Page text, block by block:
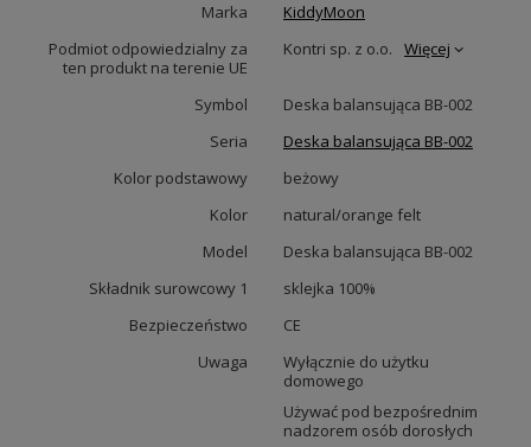
Marka
KiddyMoon
Podmiot odpowiedzialny za
ten produkt na terenie UE
Kontri sp. z o.o. Więcej
Symbol
Deska balansująca BB-002
Seria
Deska balansująca BB-002
Kolor podstawowy
beżowy
Kolor
natural/orange felt
Model
Deska balansująca BB-002
Składnik surowcowy 1
sklejka 100%
Bezpieczeństwo
CE
Uwaga
Wyłącznie do użytku
domowego
Używać pod bezpośrednim
nadzorem osób dorosłych